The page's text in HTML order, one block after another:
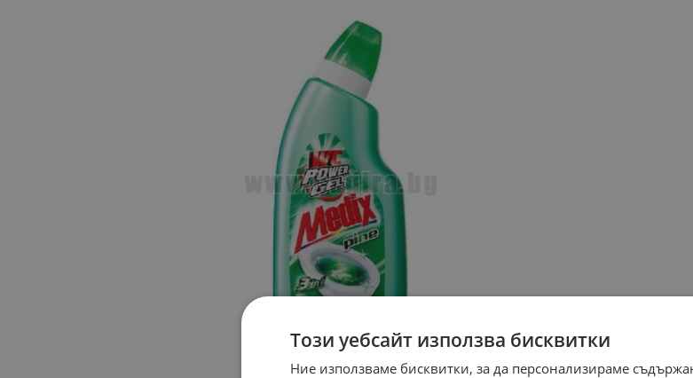
Този уебсайт използва бисквитки
Ние използваме бисквитки, за да персонализираме